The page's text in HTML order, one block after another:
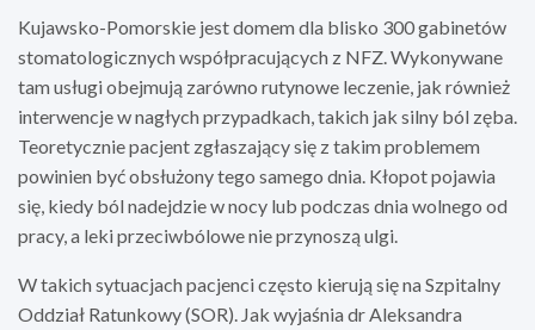
Kujawsko-Pomorskie jest domem dla blisko 300 gabinetów
stomatologicznych współpracujących z NFZ. Wykonywane
tam usługi obejmują zarówno rutynowe leczenie, jak również
interwencje w nagłych przypadkach, takich jak silny ból zęba.
Teoretycznie pacjent zgłaszający się z takim problemem
powinien być obsłużony tego samego dnia. Kłopot pojawia
się, kiedy ból nadejdzie w nocy lub podczas dnia wolnego od
pracy, a leki przeciwbólowe nie przynoszą ulgi.
W takich sytuacjach pacjenci często kierują się na Szpitalny
Oddział Ratunkowy (SOR). Jak wyjaśnia dr Aleksandra